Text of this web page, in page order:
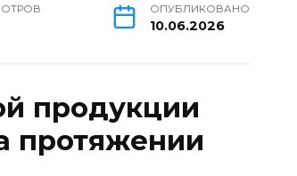
ОПУБЛИКОВАНО
10.06.2026
продукции
протяжении